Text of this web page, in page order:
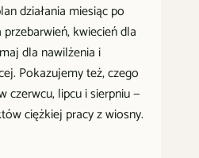
działania miesiąc po
kwiecień dla
dla nawilżenia i
Pokazujemy też, czego
czerwcu, lipcu i sierpniu —
ciężkiej pracy z wiosny.